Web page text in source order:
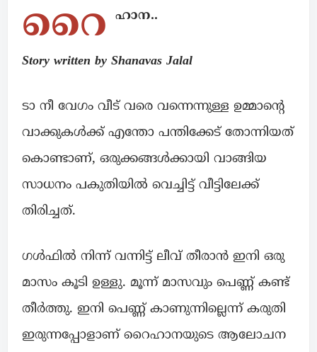
റൈ ഹാന..
Story written by Shanavas Jalal
ടാ നീ വേഗം വീട് വരെ വന്നെന്നുള്ള ഉമ്മാന്റെ
വാക്കുകൾക്ക് എന്തോ പന്തിക്കേട് തോന്നിയത്
കൊണ്ടാണ്, ഒരുക്കങ്ങൾക്കായി വാങ്ങിയ
സാധനം പകുതിയിൽ വെച്ചിട്ട് വീട്ടിലേക്ക്
തിരിച്ചത്.
ഗൾഫിൽ നിന്ന് വന്നിട്ട് ലീവ് തീരാൻ ഇനി ഒരു
മാസം കൂടി ഉള്ളു. മൂന്ന് മാസവും പെണ്ണ് കണ്ട്
തീർത്തു. ഇനി പെണ്ണ് കാണുന്നില്ലെന്ന് കരുതി
ഇരുന്നപ്പോളാണ് റൈഹാനയുടെ ആലോചന